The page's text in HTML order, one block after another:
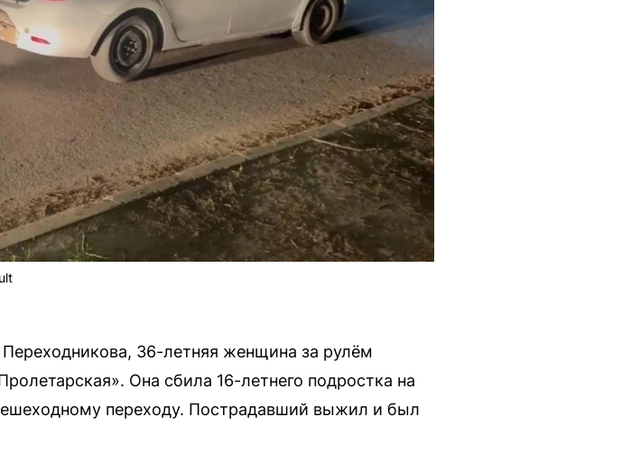
36-летняя женщина за рулём
Она сбила 16-летнего подростка на
переходу. Пострадавший выжил и был